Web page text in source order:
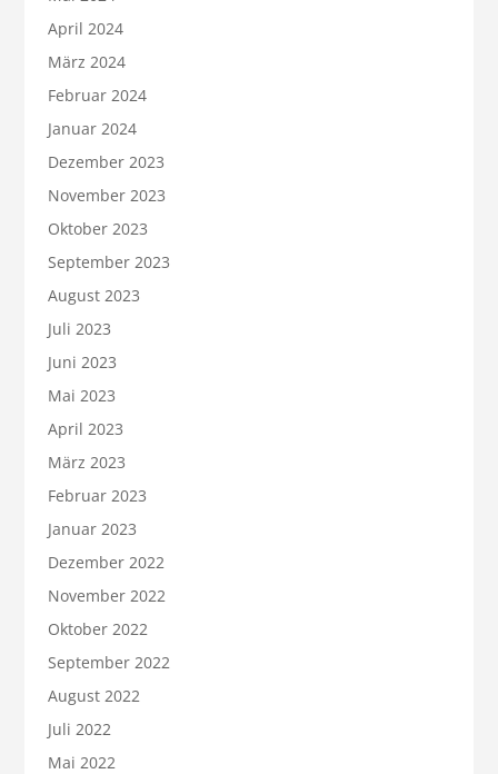
April 2024
März 2024
Februar 2024
Januar 2024
Dezember 2023
November 2023
Oktober 2023
September 2023
August 2023
Juli 2023
Juni 2023
Mai 2023
April 2023
März 2023
Februar 2023
Januar 2023
Dezember 2022
November 2022
Oktober 2022
September 2022
August 2022
Juli 2022
Mai 2022